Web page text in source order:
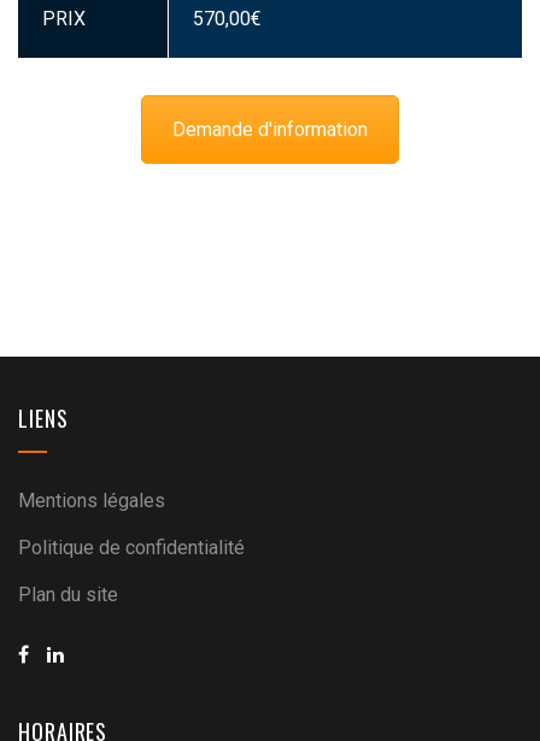
PRIX 570,00€
Demande d'information
LIENS
Mentions légales
Politique de confidentialité
Plan du site
HORAIRES